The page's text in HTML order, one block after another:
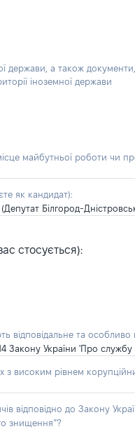
держави, а також документи,
іноземної держави
майбутньої роботи чи
як кандидат):
Білгород-
стосується):
відповідальне та
України 'Про службу
рівнем
відповідно до Закону
знищення”?